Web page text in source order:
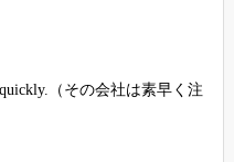
（その会社は素早く注